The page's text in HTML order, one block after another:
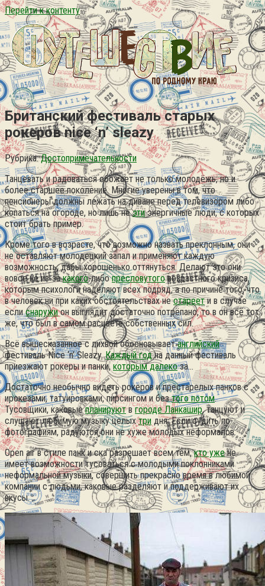
Перейти к контенту
Британский фестиваль старых
рокеров nice ‘n’ sleazy
Рубрика: Достопримечательности
Танцевать и радоваться обожает не только молодёжь, но и
более старшее поколение. Многие уверены в том, что
пенсионеры должны лежать на диване перед телевизором либо
копаться на огороде, но лишь неэтиэнергичные люди, с которых
стоит брать пример.
Кроме того в возрасте, что возможно назвать преклонным, они
не оставляют молодецкий запал и применяют каждую
возможность, дабы хорошенько оттянуться. Делают это они
вовсе не из-закакого-либопресловутоговозрастного кризиса,
которым психологи наделяют всех подряд, а по причине того, что
в человек ни при каких обстоятельствах нестареети в случае
еслиснаружион выглядит достаточно потрёпано, то в он всё тот
же, что был в самом расцвете собственных сил.
Всё вышесказанное с лихвой обосновываетанглийский
фестиваль Nice ‘n’ Sleazy.Каждый годна данный фестиваль
приезжают рокеры и панки, которым далекоза…
Достаточно необычно видеть рокеров и престарелых панков с
ирокезами, татуировками, пирсингом и безтого потом.
Тусовщики, каковыепланируютвгороде Ланкашир, танцуют и
слушают любимую музыку целыхтри дня. Если судить по
фотографиям, радуются они не хуже молодых неформалов.
Open air в стиле панк и ска разрешает всем тем,кто ужене
имеет возможности тусоваться с молодыми поклонниками
неформальной музыки, совершить прекрасно время в любимой
компании с людьми, каковые разделяют и поддерживают их
вкусы.